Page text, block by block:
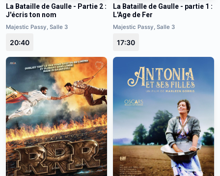
La Bataille de Gaulle - Partie 2 :
J'écris ton nom
Majestic Passy, Salle 3
20:40
La Bataille de Gaulle - partie 1 :
L'Age de Fer
Majestic Passy, Salle 3
17:30